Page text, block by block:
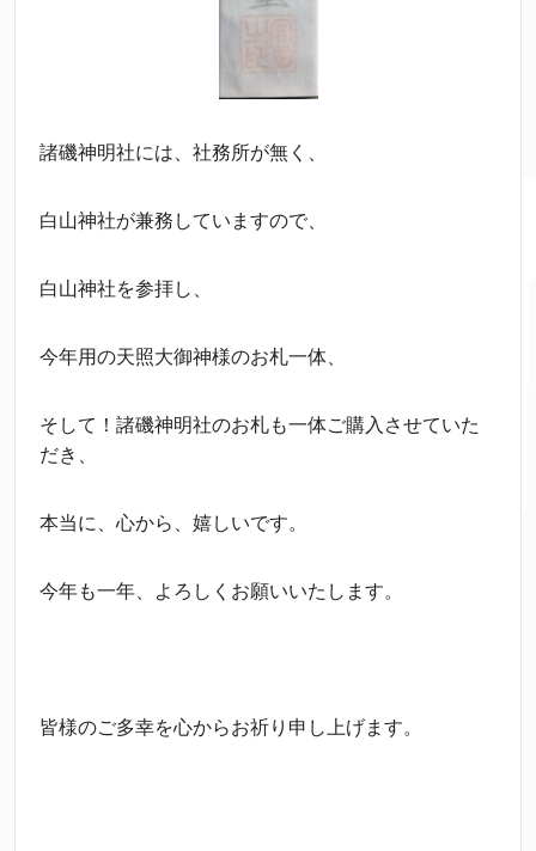
諸磯神明社には、社務所が無く、
白山神社が兼務していますので、
白山神社を参拝し、
今年用の天照大御神様のお札一体、
そして！諸磯神明社のお札も一体ご購入させていた
だき、
本当に、心から、嬉しいです。
今年も一年、よろしくお願いいたします。
皆様のご多幸を心からお祈り申し上げます。